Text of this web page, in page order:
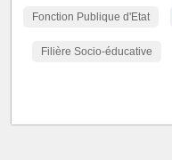
Fonction Publique d'Etat
Filière Socio-éducative